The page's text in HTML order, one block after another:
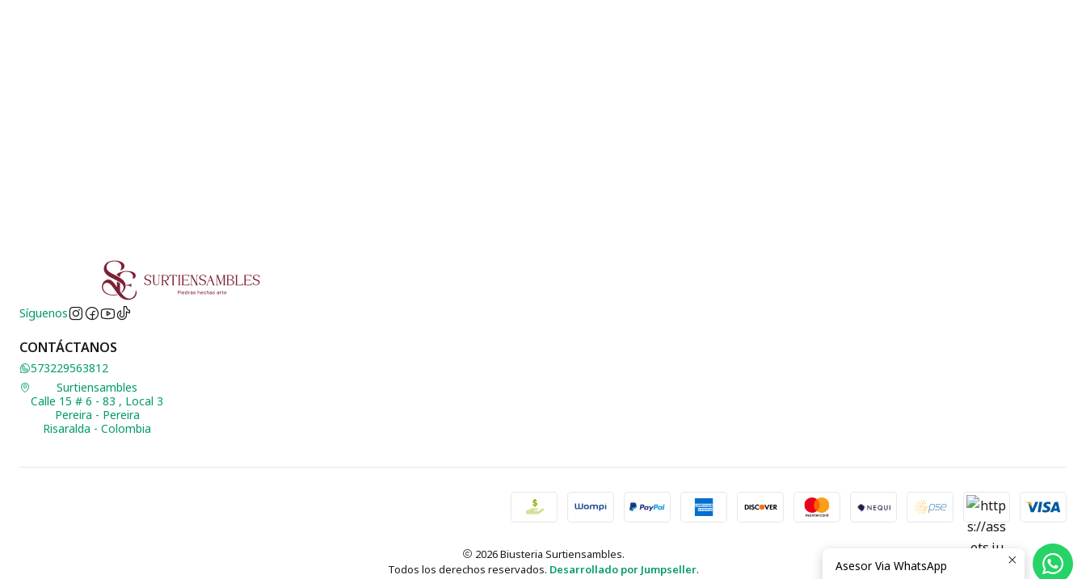
Síguenos
CONTÁCTANOS
573229563812
Surtiensambles
Calle 15 # 6 - 83 , Local 3
Pereira - Pereira
Risaralda - Colombia
2026 Biusteria Surtiensambles.
Todos los derechos reservados. Desarrollado por Jumpseller. Asesor Via WhatsApp